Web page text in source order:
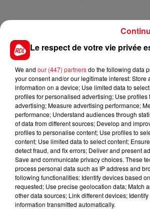
Un village des champions a aussi vu
installé sur le parvis de la mairie. Il
20h30. Au programme : baby-foot
de jonglage et de tirs au but, bornes
ambiancé par un DJ set et la
A noter que le préfet a pris des
l’usage de fumigènes et d’artifices,
jusqu’à demain matin 8 heures, dans
FIL D'ACTUS
Le respect de votre vie privée
We and our (447) partnersdo the following data
your consent and/or our legitimate interest: Store
information on a device; Use limited data to
profiles for personalised advertising; Use profiles
advertising; Measure advertising performance;
performance; Understand audiences through
of data from different sources; Develop and
profiles to personalise content; Use profiles to
content; Use limited data to select content;
detect fraud, and fix errors; Deliver and present
Save and communicate privacy choices. These
process personal data such as IP address and
following functionalities: Identify devices based
requested; Use precise geolocation data; Match
other data sources; Link different devices;
information transmitted automatically.